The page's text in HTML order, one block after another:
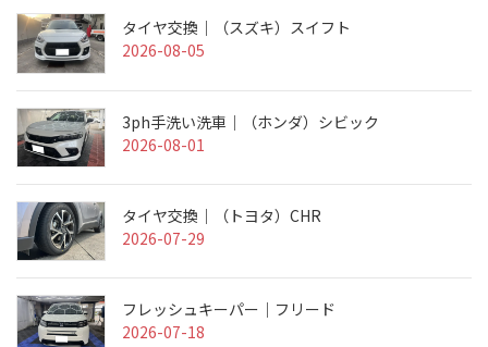
タイヤ交換｜（スズキ）スイフト
2026-08-05
3ph手洗い洗車｜（ホンダ）シビック
2026-08-01
タイヤ交換｜（トヨタ）CHR
2026-07-29
フレッシュキーパー｜フリード
2026-07-18